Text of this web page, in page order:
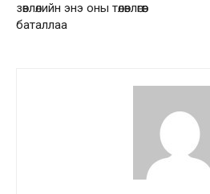
зөвлөлийн энэ оны төлөвлөгөөг
баталлаа